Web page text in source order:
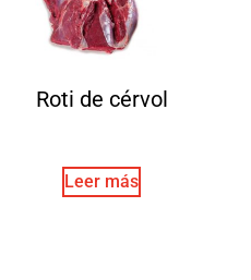
Roti de cérvol
Leer más